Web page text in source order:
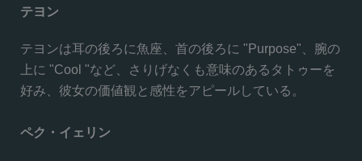
テヨン
テヨンは耳の後ろに魚座、首の後ろに "Purpose"、腕の
上に "Cool "など、さりげなくも意味のあるタトゥーを
好み、彼女の価値観と感性をアピールしている。
ペク・イェリン